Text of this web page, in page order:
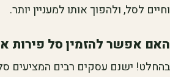
וחיים לסל, ולהפוך אותו למעניין יותר.
האם אפשר להזמין סל פירות
בהחלט! ישנם עסקים רבים המציעים